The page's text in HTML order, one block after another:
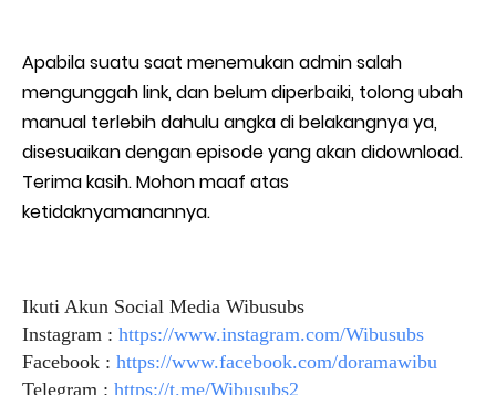
Apabila suatu saat menemukan admin salah
mengunggah link, dan belum diperbaiki, tolong ubah
manual terlebih dahulu angka di belakangnya ya,
disesuaikan dengan episode yang akan didownload.
Terima kasih. Mohon maaf atas
ketidaknyamanannya.
Ikuti Akun Social Media Wibusubs
Instagram : https://www.instagram.com/Wibusubs
Facebook : https://www.facebook.com/doramawibu
Telegram : https://t.me/Wibusubs2